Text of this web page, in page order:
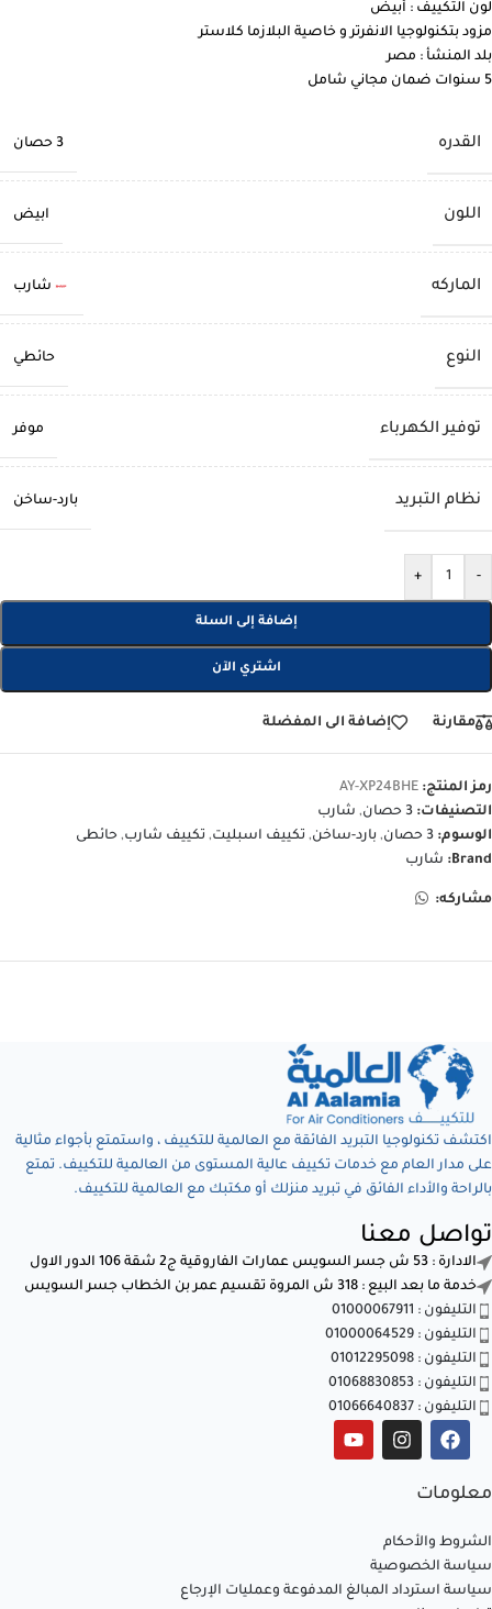
لون التكييف : أبيض
مزود بتكنولوجيا الانفرتر و خاصية البلازما كلاستر
بلد المنشأ : مصر
5 سنوات ضمان مجاني شامل
القدره 3 حصان
اللون ابيض
الماركه شارب
النوع حائطي
توفير الكهرباء موفر
نظام التبريد بارد-ساخن
-
+
إضافة إلى السلة
اشتري الآن
مقارنة إضافة الى المفضلة
رمز المنتج: AY-XP24BHE
التصنيفات: 3 حصان , شارب
الوسوم: 3 حصان , بارد-ساخن, تكييف اسبليت, تكييف شارب, حائطى
Brand:
شارب
مشاركه:
اكتشف تكنولوجيا التبريد الفائقة مع العالمية للتكييف ، واستمتع بأجواء مثالية
على مدار العام مع خدمات تكييف عالية المستوى من العالمية للتكييف. تمتع
بالراحة والأداء الفائق في تبريد منزلك أو مكتبك مع العالمية للتكييف.
تواصل معنا
الادارة : 53 ش جسر السويس عمارات الفاروقية ج2 شقة 106 الدور الاول
خدمة ما بعد البيع : 318 ش المروة تقسيم عمر بن الخطاب جسر السويس
التليفون : 01000067911
التليفون : 01000064529
التليفون : 01012295098
التليفون : 01068830853
التليفون : 01066640837
معلومات
الشروط والأحكام
سياسة الخصوصية
سياسة استرداد المبالغ المدفوعة وعمليات الإرجاع